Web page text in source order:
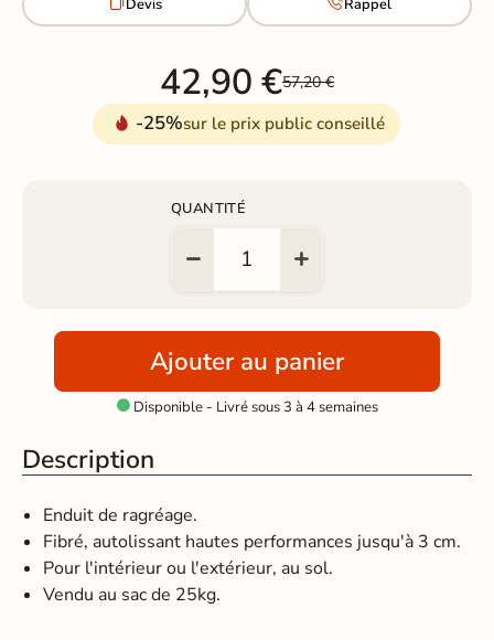
Devis Rappel
42,90 €57,20 €
-25%sur le prix public conseillé
QUANTITÉ
Ajouter au panier
Disponible - Livré sous 3 à 4 semaines
Description
Enduit de ragréage.
Fibré, autolissant hautes performances jusqu'à 3 cm.
Pour l'intérieur ou l'extérieur, au sol.
Vendu au sac de 25kg.